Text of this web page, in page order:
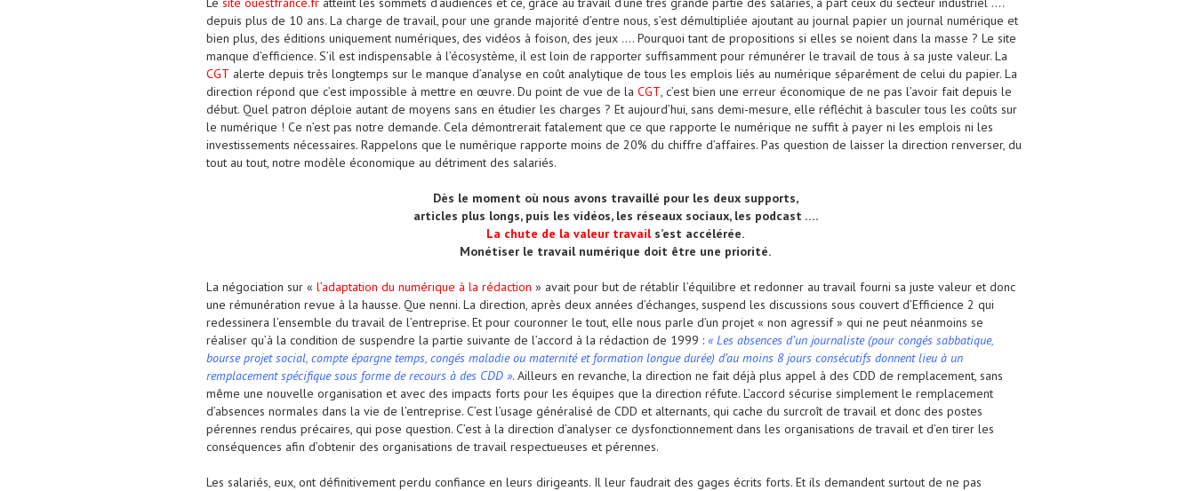
depuis plus de 10 ans. La charge de travail, pour une grande majorité d’entre nous, s’est démultipliée ajoutant au journal papier un journal numérique et
bien plus, des éditions uniquement numériques, des vidéos à foison, des jeux …. Pourquoi tant de propositions si elles se noient dans la masse ? Le site
manque d’efficience. S’il est indispensable à l’écosystème, il est loin de rapporter suffisamment pour rémunérer le travail de tous à sa juste valeur. La
CGT alerte depuis très longtemps sur le manque d’analyse en coût analytique de tous les emplois liés au numérique séparément de celui du papier. La
direction répond que c’est impossible à mettre en œuvre. Du point de vue de la CGT, c’est bien une erreur économique de ne pas l’avoir fait depuis le
début. Quel patron déploie autant de moyens sans en étudier les charges ? Et aujourd’hui, sans demi-mesure, elle réfléchit à basculer tous les coûts sur
le numérique ! Ce n’est pas notre demande. Cela démontrerait fatalement que ce que rapporte le numérique ne suffit à payer ni les emplois ni les
investissements nécessaires. Rappelons que le numérique rapporte moins de 20% du chiffre d’affaires. Pas question de laisser la direction renverser, du
tout au tout, notre modèle économique au détriment des salariés.
Dès le moment où nous avons travaillé pour les deux supports,
articles plus longs, puis les vidéos, les réseaux sociaux, les podcast ….
La chute de la valeur travails’est accélérée.
Monétiser le travail numérique doit être une priorité.
La négociation sur « l’adaptation du numérique à la rédaction » avait pour but de rétablir l’équilibre et redonner au travail fourni sa juste valeur et donc
une rémunération revue à la hausse. Que nenni. La direction, après deux années d’échanges, suspend les discussions sous couvert d’Efficience 2 qui
redessinera l’ensemble du travail de l’entreprise. Et pour couronner le tout, elle nous parle d’un projet « non agressif » qui ne peut néanmoins se
réaliser qu’à la condition de suspendre la partie suivante de l’accord à la rédaction de 1999 : « Les absences d’un journaliste (pour congés sabbatique,
bourse projet social, compte épargne temps, congés maladie ou maternité et formation longue durée) d’au moins 8 jours consécutifs donnent lieu à un
remplacement spécifique sous forme de recours à des CDD ». Ailleurs en revanche, la direction ne fait déjà plus appel à des CDD de remplacement, sans
même une nouvelle organisation et avec des impacts forts pour les équipes que la direction réfute. L’accord sécurise simplement le remplacement
d’absences normales dans la vie de l’entreprise. C’est l’usage généralisé de CDD et alternants, qui cache du surcroît de travail et donc des postes
pérennes rendus précaires, qui pose question. C’est à la direction d’analyser ce dysfonctionnement dans les organisations de travail et d’en tirer les
conséquences afin d’obtenir des organisations de travail respectueuses et pérennes.
Les salariés, eux, ont définitivement perdu confiance en leurs dirigeants. Il leur faudrait des gages écrits forts. Et ils demandent surtout de ne pas